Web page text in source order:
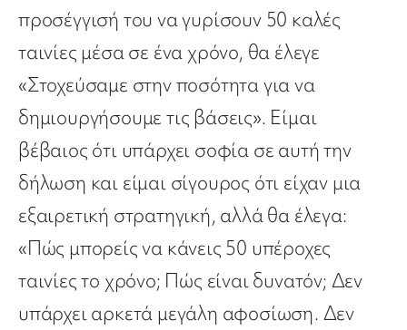
προσέγγισή του να γυρίσουν 50 καλές
ταινίες μέσα σε ένα χρόνο, θα έλεγε
«Στοχεύσαμε στην ποσότητα για να
δημιουργήσουμε τις βάσεις». Είμαι
βέβαιος ότι υπάρχει σοφία σε αυτή την
δήλωση και είμαι σίγουρος ότι είχαν μια
εξαιρετική στρατηγική, αλλά θα έλεγα:
«Πώς μπορείς να κάνεις 50 υπέροχες
ταινίες το χρόνο; Πώς είναι δυνατόν; Δεν
υπάρχει αρκετά μεγάλη αφοσίωση. Δεν